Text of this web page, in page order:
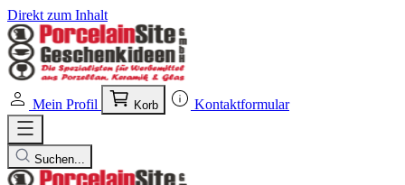
Direkt zum Inhalt
Mein Profil Korb Kontaktformular
Suchen...